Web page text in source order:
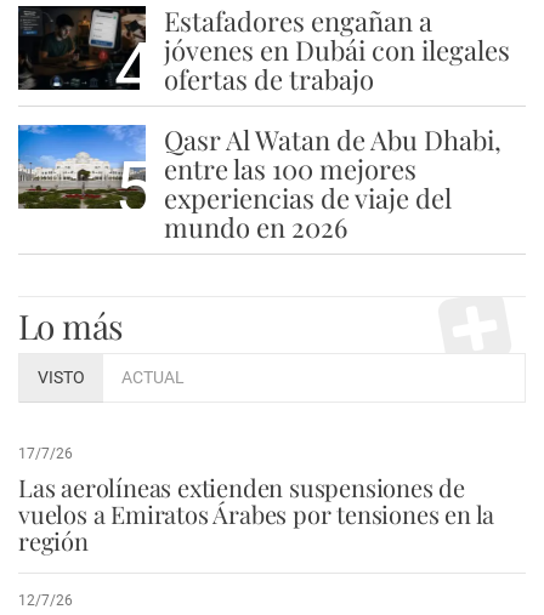
4
Estafadores engañan a
jóvenes en Dubái con ilegales
ofertas de trabajo
5
Qasr Al Watan de Abu Dhabi,
entre las 100 mejores
experiencias de viaje del
mundo en 2026
Lo más
VISTO ACTUAL
17/7/26
Las aerolíneas extienden suspensiones de
vuelos a Emiratos Árabes por tensiones en la
región
12/7/26